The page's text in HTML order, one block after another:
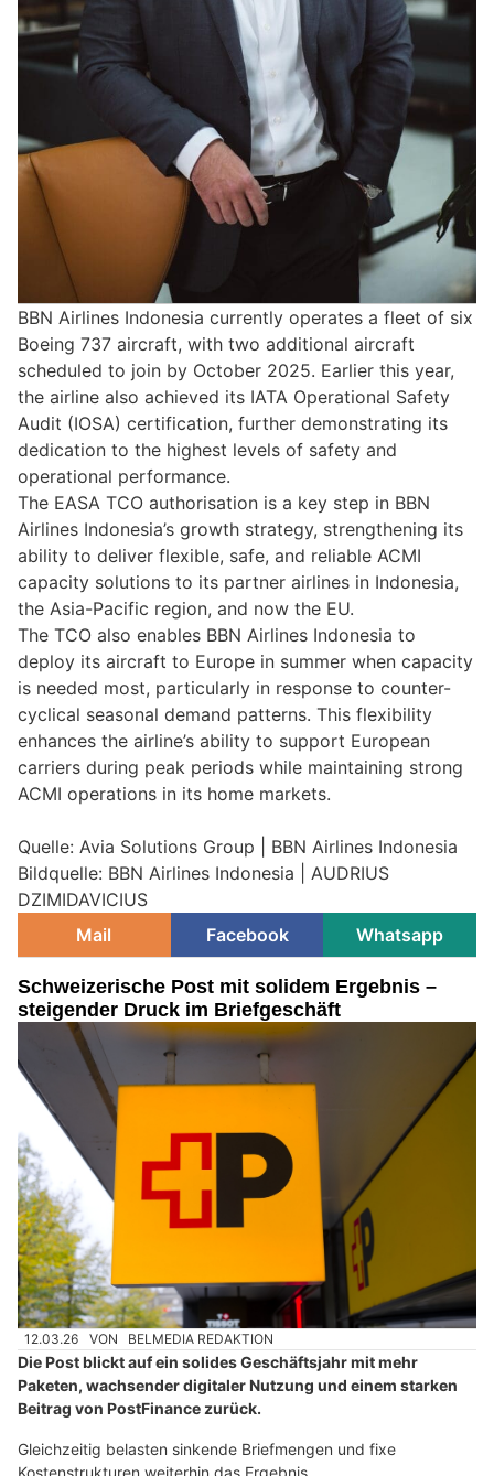
BBN Airlines Indonesia currently operates a fleet of six
Boeing 737 aircraft, with two additional aircraft
scheduled to join by October 2025. Earlier this year,
the airline also achieved its IATA Operational Safety
Audit (IOSA) certification, further demonstrating its
dedication to the highest levels of safety and
operational performance.
The EASA TCO authorisation is a key step in BBN
Airlines Indonesia’s growth strategy, strengthening its
ability to deliver flexible, safe, and reliable ACMI
capacity solutions to its partner airlines in Indonesia,
the Asia-Pacific region, and now the EU.
The TCO also enables BBN Airlines Indonesia to
deploy its aircraft to Europe in summer when capacity
is needed most, particularly in response to counter-
cyclical seasonal demand patterns. This flexibility
enhances the airline’s ability to support European
carriers during peak periods while maintaining strong
ACMI operations in its home markets.
Quelle: Avia Solutions Group | BBN Airlines Indonesia
Bildquelle: BBN Airlines Indonesia | AUDRIUS
DZIMIDAVICIUS
Mail
Facebook Whatsapp
Schweizerische Post mit solidem Ergebnis –
steigender Druck im Briefgeschäft
12.03.26 VON BELMEDIA REDAKTION
Die Post blickt auf ein solides Geschäftsjahr mit mehr
Paketen, wachsender digitaler Nutzung und einem starken
Beitrag von PostFinance zurück.
Gleichzeitig belasten sinkende Briefmengen und fixe
Kostenstrukturen weiterhin das Ergebnis.